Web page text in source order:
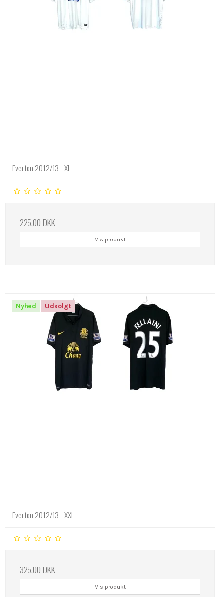
Everton 2012/13 - XL
225,00 DKK
Vis produkt
Nyhed Udsolgt
Everton 2012/13 - XXL
325,00 DKK
Vis produkt